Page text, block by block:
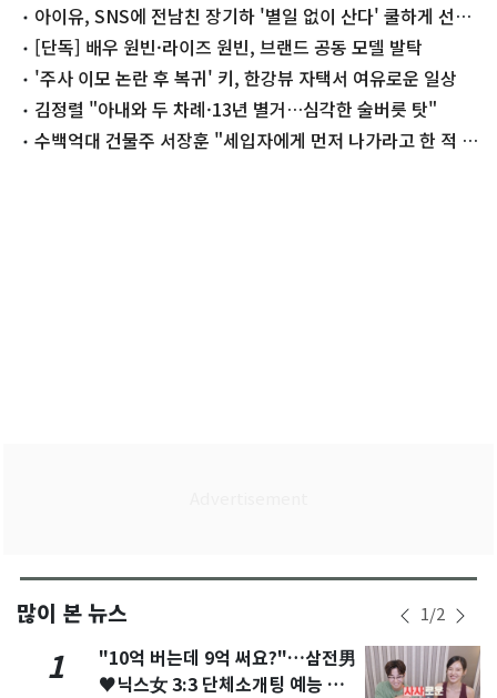
아이유, SNS에 전남친 장기하 '별일 없이 산다' 쿨하게 선곡
'깜짝'
[단독] 배우 원빈·라이즈 원빈, 브랜드 공동 모델 발탁
'주사 이모 논란 후 복귀' 키, 한강뷰 자택서 여유로운 일상
김정렬 "아내와 두 차례·13년 별거…심각한 술버릇 탓"
수백억대 건물주 서장훈 "세입자에게 먼저 나가라고 한 적 없
많이 본 뉴스 1/2
1
"10억 버는데 9억 써요?"…삼전男
♥닉스女 3:3 단체소개팅 예능 화